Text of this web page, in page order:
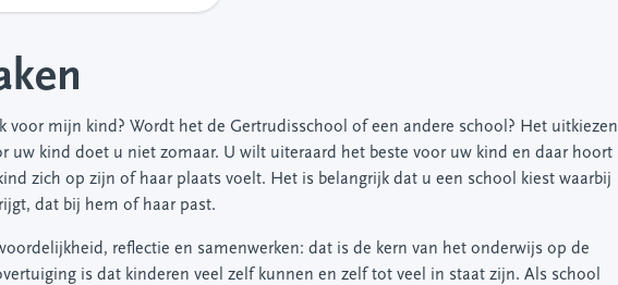
voor mijn kind? Wordt het de Gertrudisschool of een andere school? Het uitkiezen
uw kind doet u niet zomaar. U wilt uiteraard het beste voor uw kind en daar hoort
zich op zijn of haar plaats voelt. Het is belangrijk dat u een school kiest waarbij
dat bij hem of haar past.
reflectie en samenwerken: dat is de kern van het onderwijs op de
is dat kinderen veel zelf kunnen en zelf tot veel in staat zijn. Als school